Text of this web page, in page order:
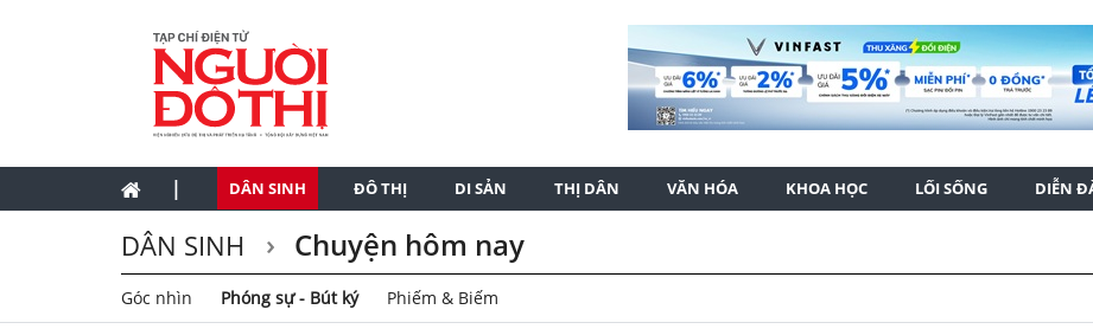
| DÂN SINH ĐÔ THỊ DI SẢN THỊ DÂN VĂN HÓA KHOA HỌC LỐI SỐNG DIỄN
DÂN SINH Chuyện hôm nay
Góc nhìn Phóng sự - Bút ký Phiếm & Biếm